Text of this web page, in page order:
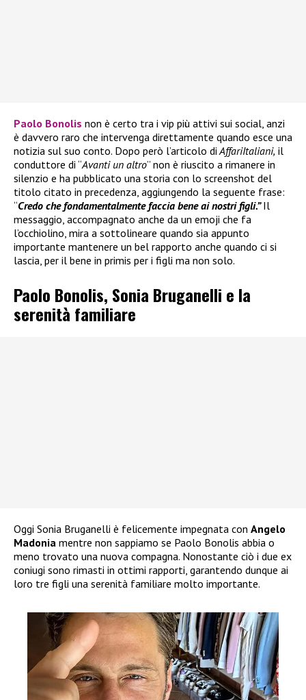
Paolo Bonolis non è certo tra i vip più attivi sui social, anzi
è davvero raro che intervenga direttamente quando esce una
notizia sul suo conto. Dopo però l’articolo di AffariItaliani, il
conduttore di “Avanti un altro” non è riuscito a rimanere in
silenzio e ha pubblicato una storia con lo screenshot del
titolo citato in precedenza, aggiungendo la seguente frase:
“Credo che fondamentalmente faccia bene ai nostri figli.”Il
messaggio, accompagnato anche da un emoji che fa
l’occhiolino, mira a sottolineare quando sia appunto
importante mantenere un bel rapporto anche quando ci si
lascia, per il bene in primis per i figli ma non solo.
Paolo Bonolis, Sonia Bruganelli e la
serenità familiare
Oggi Sonia Bruganelli è felicemente impegnata con Angelo
Madonia mentre non sappiamo se Paolo Bonolis abbia o
meno trovato una nuova compagna. Nonostante ciò i due ex
coniugi sono rimasti in ottimi rapporti, garantendo dunque ai
loro tre figli una serenità familiare molto importante.